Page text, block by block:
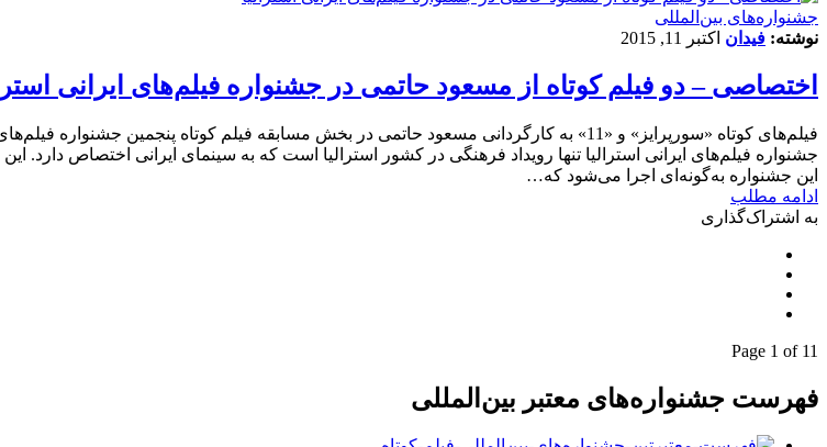
‌‌جشنواره‌های بین‌المللی
نوشته: فیدان اکتبر 11, 2015
اختصاصی – دو فیلم کوتاه از مسعود حاتمی در جشنواره فیلم‌های ایرانی
فیلم‌های کوتاه «سورپرایز» و «11» به کارگردانی مسعود حاتمی در بخش مسابقه فیلم کوتاه
جشنواره فیلم‌های ایرانی استرالیا تنها رویداد فرهنگی در کشور استرالیا است که به سینمای ایرانی اختصاص
این جشنواره به‌گونه‌ای اجرا می‌شود که…
ادامه مطلب
به اشتراک‌گذاری
Page 1 of 11
فهرست جشنواره‌های معتبر بین‌المللی